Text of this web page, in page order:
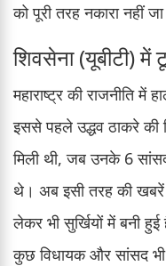
को पूरी तरह नकारा नहीं
शिवसेना (यूबीटी) में
महाराष्ट्र की राजनीति
इससे पहले उद्धव ठाकरे की
मिली थी, जब उनके 6
थे। अब इसी तरह की खबरें
लेकर भी सुर्खियों में बनी हुई
कुछ विधायक और सांसद